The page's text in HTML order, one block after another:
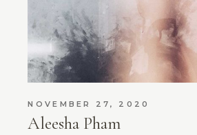
NOVEMBER 27, 2020
Aleesha Pham